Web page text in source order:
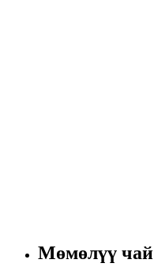
Мөмөлүү чай